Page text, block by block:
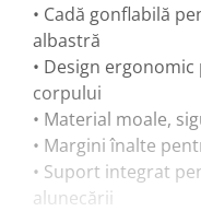
• Cadă gonflabilă
albastră
• Design
corpului
• Material moale,
• Margini înalte
• Suport integrat
alunecării